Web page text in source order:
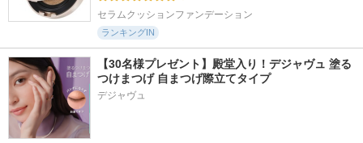
セラムクッションファンデーション
ランキングIN
【30名様プレゼント】殿堂入り！デジャヴュ 塗る
つけまつげ 自まつげ際立てタイプ
デジャヴュ